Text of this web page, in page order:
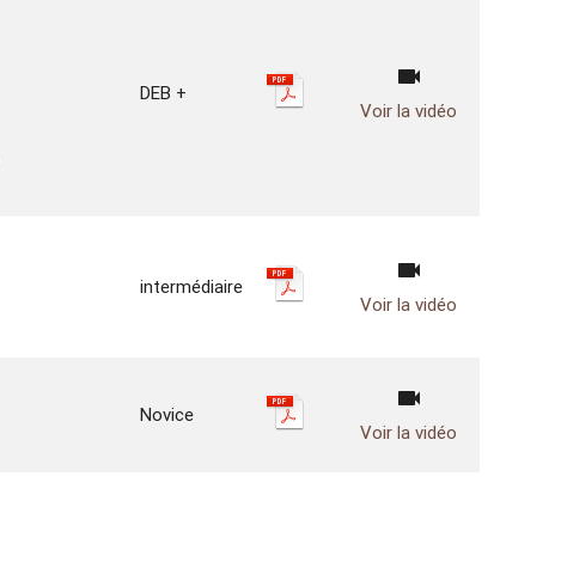
DEB +
videocam
Voir la vidéo
intermédiaire
videocam
Voir la vidéo
Novice
videocam
Voir la vidéo